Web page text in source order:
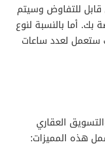
قابل للتفاوض وسيتم
بك. أما بالنسبة لنوع
ستعمل لعدد ساعات
العقاري
هذه المميزات: